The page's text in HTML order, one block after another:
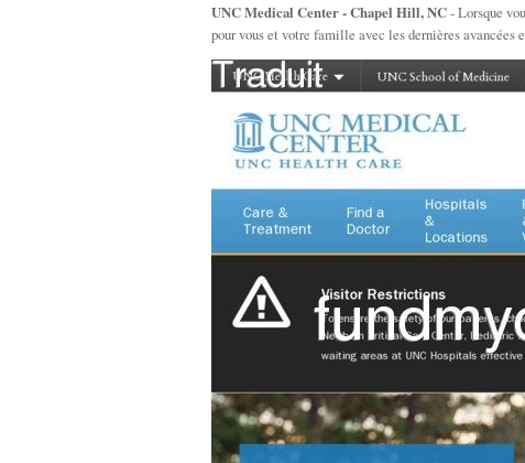
UNC Medical Center - Chapel Hill, NC- Lorsque
pour vous et votre famille avec les dernières avancées